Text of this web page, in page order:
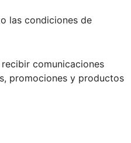
las condiciones de
comunicaciones
promociones y productos